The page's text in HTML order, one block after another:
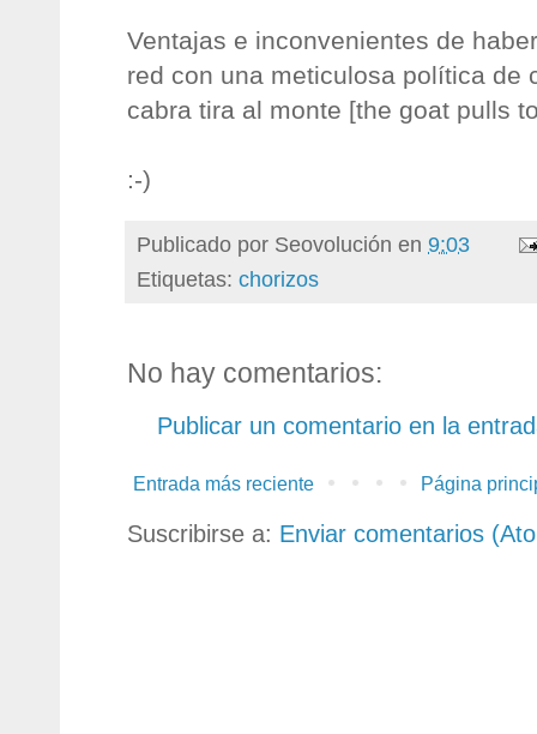
Ventajas e inconvenientes de
red con una meticulosa política de
cabra tira al monte [the goat pulls
:-)
Publicado por Seovolución en 9:03
Etiquetas: chorizos
No hay comentarios:
Publicar un comentario en la
Entrada más reciente Página
Suscribirse a: Enviar comentarios